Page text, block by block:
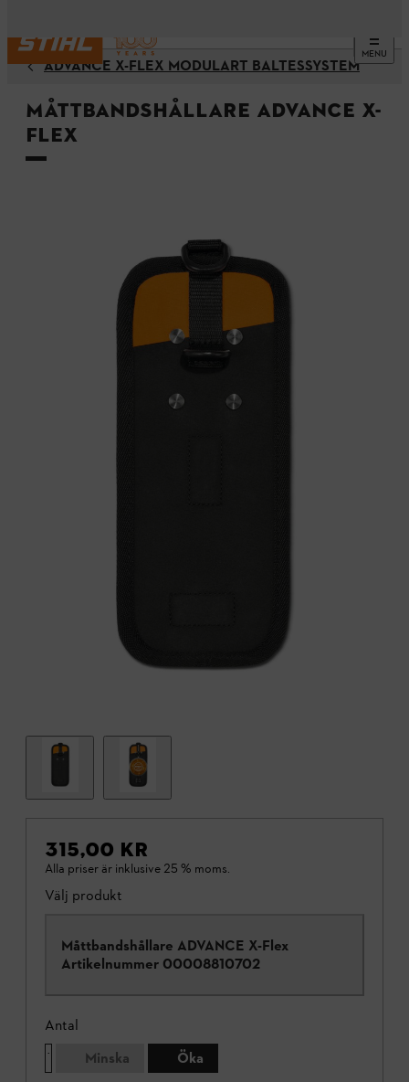
MENU
ADVANCE X-FLEX MODULÄRT BÄLTESSYSTEM
Måttbandshållare ADVANCE X-
Flex
315,00 KR
Alla priser är inklusive 25 % moms.
Välj produkt
Måttbandshållare ADVANCE X-Flex
Artikelnummer 00008810702
Antal
Minska
Öka